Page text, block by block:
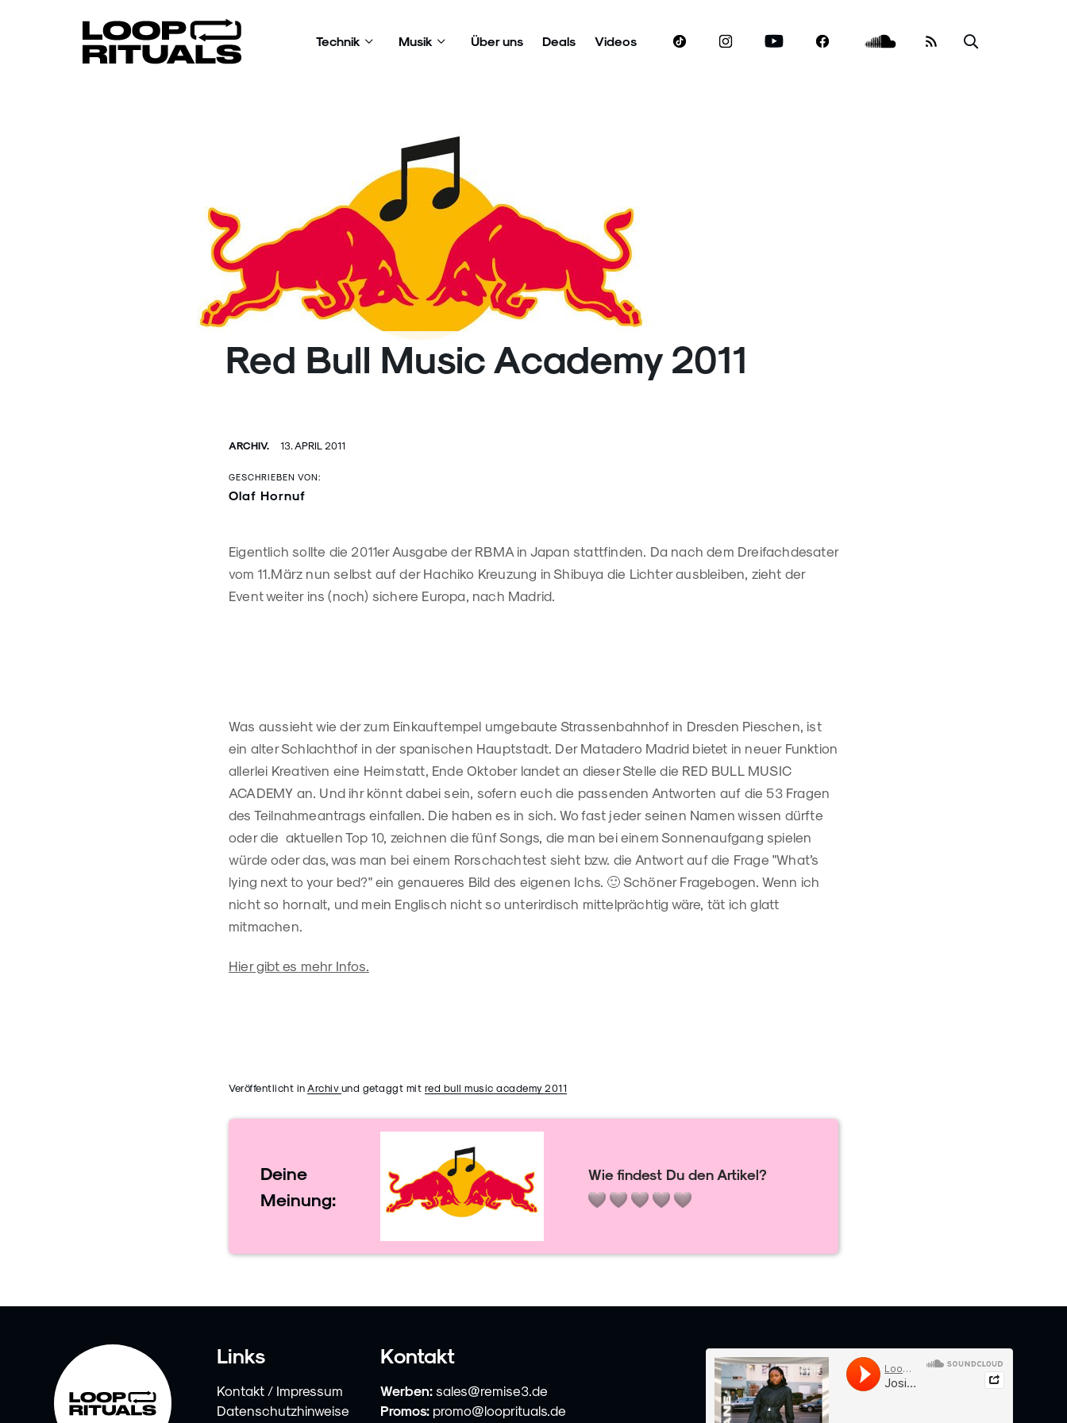
Technik Musik Über uns Deals Videos
Red Bull Music Academy 2011
ARCHIV. 13. APRIL 2011
GESCHRIEBEN VON:
Olaf Hornuf
Eigentlich sollte die 2011er Ausgabe der RBMA in Japan stattfinden. Da nach dem Dreifachdesater
vom 11.März nun selbst auf der Hachiko Kreuzung in Shibuya die Lichter ausbleiben, zieht der
Event weiter ins (noch) sichere Europa, nach Madrid.
Was aussieht wie der zum Einkauftempel umgebaute Strassenbahnhof in Dresden Pieschen, ist
ein alter Schlachthof in der spanischen Hauptstadt. Der Matadero Madrid bietet in neuer Funktion
allerlei Kreativen eine Heimstatt, Ende Oktober landet an dieser Stelle die RED BULL MUSIC
ACADEMY an. Und ihr könnt dabei sein, sofern euch die passenden Antworten auf die 53 Fragen
des Teilnahmeantrags einfallen. Die haben es in sich. Wo fast jeder seinen Namen wissen dürfte
oder die aktuellen Top 10, zeichnen die fünf Songs, die man bei einem Sonnenaufgang spielen
würde oder das, was man bei einem Rorschachtest sieht bzw. die Antwort auf die Frage "What’s
lying next to your bed?" ein genaueres Bild des eigenen Ichs. 🙂 Schöner Fragebogen. Wenn ich
nicht so hornalt, und mein Englisch nicht so unterirdisch mittelprächtig wäre, tät ich glatt
mitmachen.
Hier gibt es mehr Infos.
Veröffentlicht in Archiv und getaggt mit red bull music academy 2011
Deine
Meinung:
Wie findest Du den Artikel?
Links
Kontakt / Impressum
Datenschutzhinweise
Kontakt
Werben: sales@remise3.de
Promos: promo@looprituals.de